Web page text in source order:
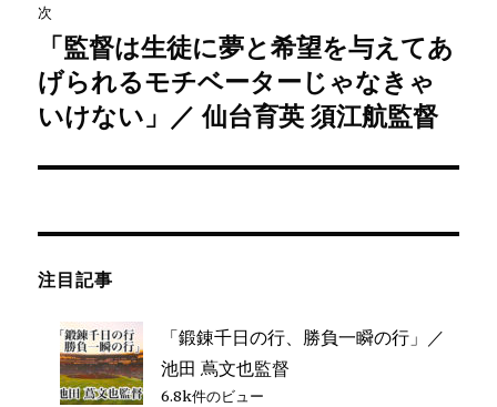
シ
ョ
ン
次
次
の
投
「監督は生徒に夢と希望を与えてあ
げられるモチベーターじゃなきゃ
いけない」／ 仙台育英 須江航監督
注目記事
「鍛錬千日の行、勝負一瞬の行」／
池田 蔦文也監督
6.8k件のビュー